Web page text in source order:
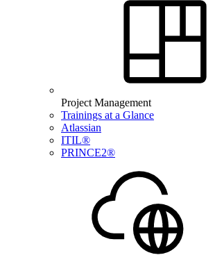
Project Management
Trainings at a Glance
Atlassian
ITIL®
PRINCE2®